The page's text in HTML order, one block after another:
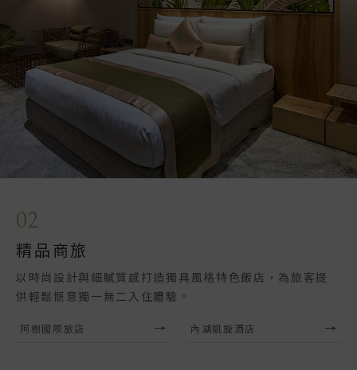
02
精品商旅
以時尚設計與細膩質感打造獨具風格特色飯店，為旅客提
供輕鬆愜意獨一無二入住體驗。
阿樹國際旅店 內湖凱旋酒店